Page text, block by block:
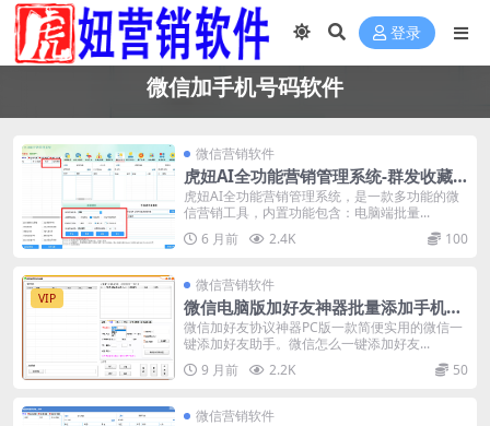
登录
微信加手机号码软件
微信营销软件
虎妞AI全功能营销管理系统-群发收藏-
群爆粉软件-微信加手机号码软件-推广
小程序
虎妞AI全功能营销管理系统，是一款多功能的微
信营销工具，内置功能包含：电脑端批量...
6 月前
2.4K 100
VIP
微信营销软件
微信电脑版加好友神器批量添加手机号
码通讯录协议加人软件(电脑版微信添加
手机号码，QQ号，微信号，wxid)
微信加好友协议神器PC版一款简便实用的微信一
键添加好友助手。微信怎么一键添加好友...
9 月前
2.2K 50
微信营销软件